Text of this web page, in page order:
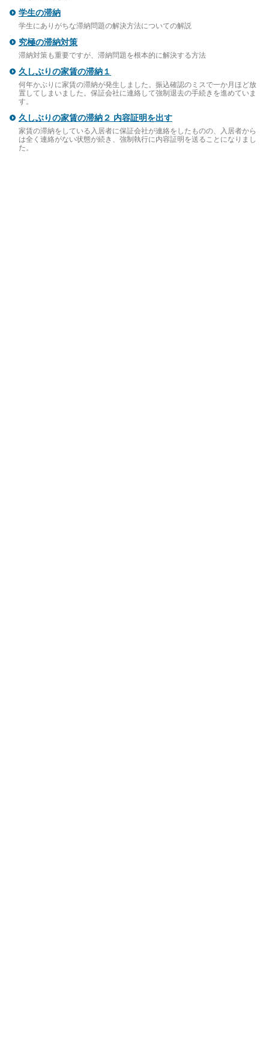
学生の滞納
学生にありがちな滞納問題の解決方法についての解説
究極の滞納対策
滞納対策も重要ですが、滞納問題を根本的に解決する方法
久しぶりの家賃の滞納１
何年かぶりに家賃の滞納が発生しました。振込確認のミスで一か月ほど放
置してしまいました。保証会社に連絡して強制退去の手続きを進めていま
す。
久しぶりの家賃の滞納２ 内容証明を出す
家賃の滞納をしている入居者に保証会社が連絡をしたものの、入居者から
は全く連絡がない状態が続き、強制執行に内容証明を送ることになりまし
た。